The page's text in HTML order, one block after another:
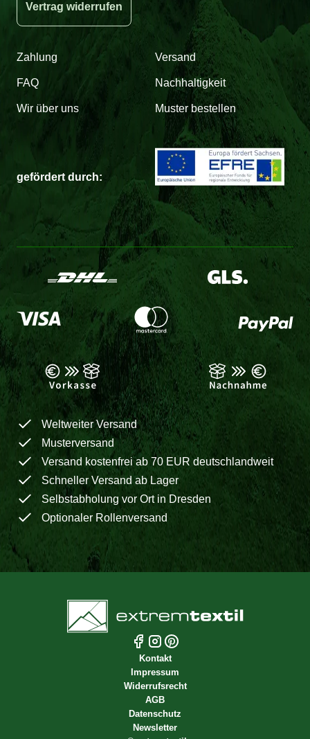
Vertrag widerrufen
Zahlung Versand
FAQ Nachhaltigkeit
Wir über uns Muster bestellen
gefördert durch:
Weltweiter Versand
Musterversand
Versand kostenfrei ab 70 EUR deutschlandweit
Schneller Versand ab Lager
Selbstabholung vor Ort in Dresden
Optionaler Rollenversand
Kontakt
Impressum
Widerrufsrecht
AGB
Datenschutz
Newsletter